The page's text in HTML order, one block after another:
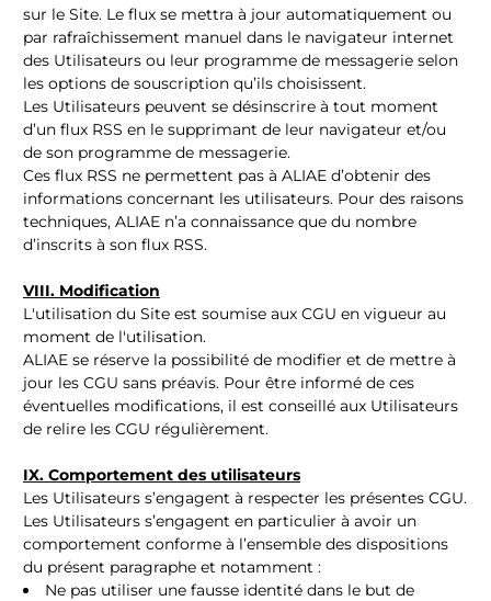
sur le Site. Le flux se mettra à jour automatiquement ou
par rafraîchissement manuel dans le navigateur internet
des Utilisateurs ou leur programme de messagerie selon
les options de souscription qu’ils choisissent.
Les Utilisateurs peuvent se désinscrire à tout moment
d’un flux RSS en le supprimant de leur navigateur et/ou
de son programme de messagerie.
Ces flux RSS ne permettent pas à ALIAE d’obtenir des
informations concernant les utilisateurs. Pour des raisons
techniques, ALIAE n’a connaissance que du nombre
d’inscrits à son flux RSS.
VIII. Modification
L'utilisation du Site est soumise aux CGU en vigueur au
moment de l'utilisation.
ALIAE se réserve la possibilité de modifier et de mettre à
jour les CGU sans préavis. Pour être informé de ces
éventuelles modifications, il est conseillé aux Utilisateurs
de relire les CGU régulièrement.
IX. Comportement des utilisateurs
Les Utilisateurs s’engagent à respecter les présentes CGU.
Les Utilisateurs s’engagent en particulier à avoir un
comportement conforme à l’ensemble des dispositions
du présent paragraphe et notamment :
Ne pas utiliser une fausse identité dans le but de